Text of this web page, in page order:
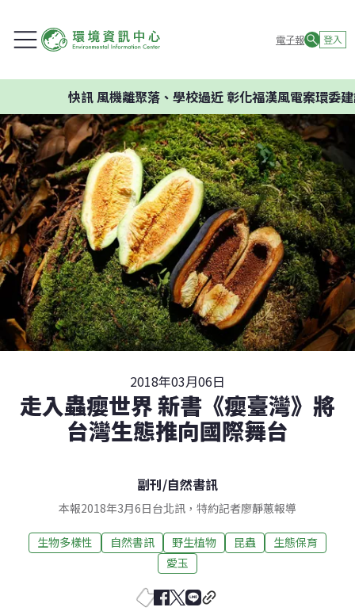
電子報 登入
風機離聚落、學校過近 彰化福漢風電案環委建議不應開
2018年03月06日
走入蟲癭世界 新書《癭臺灣》將
台灣生態推向國際舞台
副刊/自然書訊
本報2018年3月6日台北訊，特約記者廖靜蕙報導
生物多樣性 自然書訊 野生植物 昆蟲
生態保育
愛玉